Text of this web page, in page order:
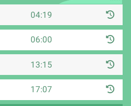
04:19
06:00
13:15
17:07